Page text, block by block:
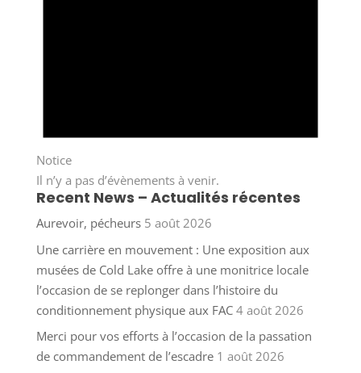
Notice
Il n’y a pas d’évènements à venir.
Recent News – Actualités récentes
Aurevoir, pécheurs 5 août 2026
Une carrière en mouvement : Une exposition aux
musées de Cold Lake offre à une monitrice locale
l’occasion de se replonger dans l’histoire du
conditionnement physique aux FAC 4 août 2026
Merci pour vos efforts à l’occasion de la passation
de commandement de l’escadre 1 août 2026